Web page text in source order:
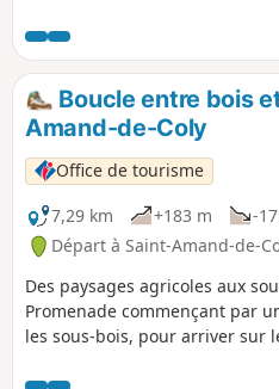
Boucle entre bois
Amand-de-Coly
Office de tourisme
7,29 km
+183 m -
Départ à Saint-Amand-de-
Des paysages agricoles aux
Promenade commençant par
les sous-bois, pour arriver sur